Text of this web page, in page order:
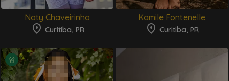
Naty Chaveirinho
Curitiba, PR
Kamile Fontenelle
Curitiba, PR